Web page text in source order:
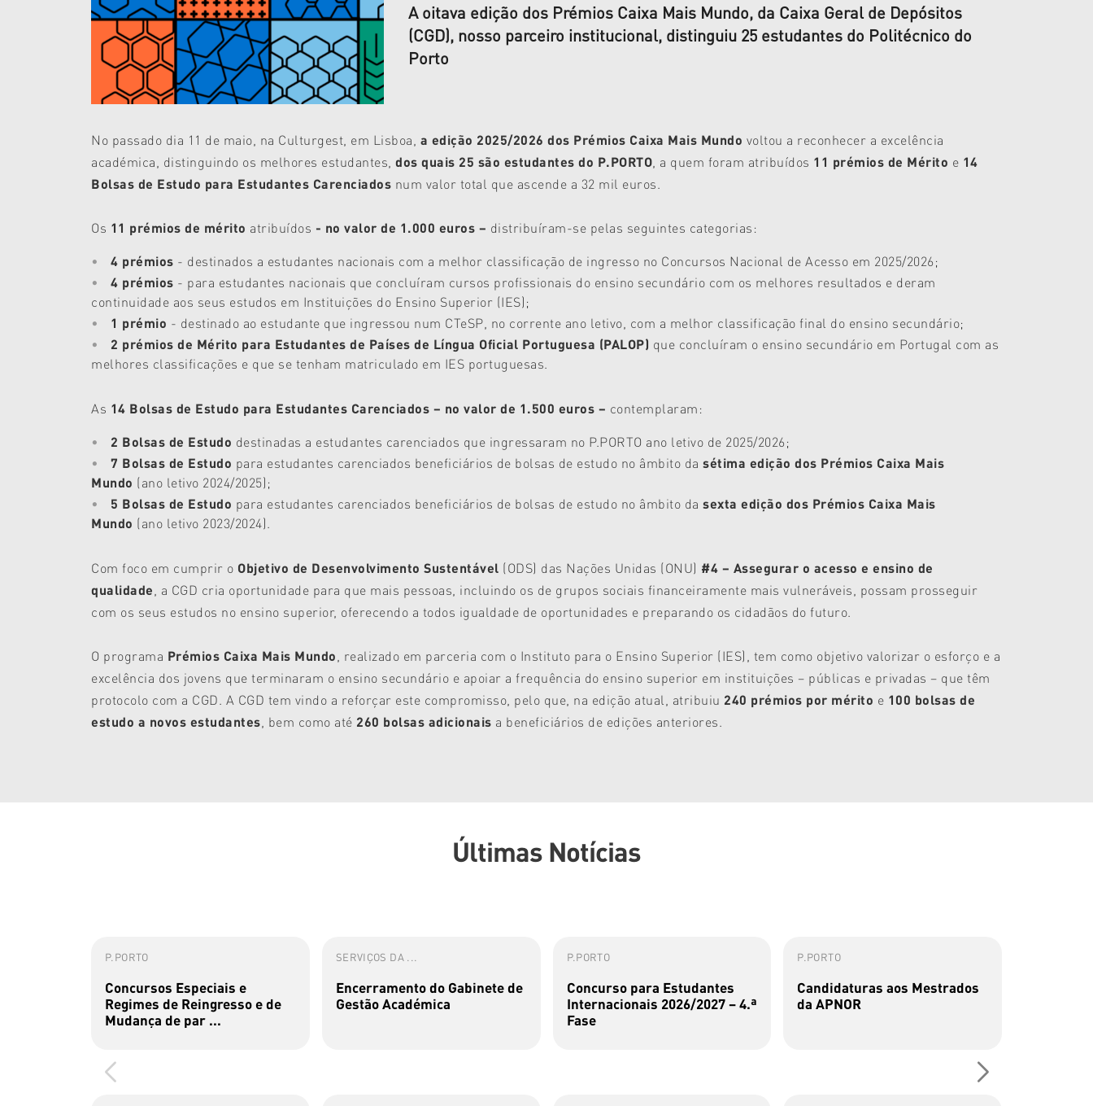
A oitava edição dos Prémios Caixa Mais Mundo, da Caixa Geral de Depósitos
(CGD), nosso parceiro institucional, distinguiu 25 estudantes do Politécnico do
Porto
No passado dia 11 de maio, na Culturgest, em Lisboa, a edição 2025/2026 dos Prémios Caixa Mais Mundo voltou a reconhecer a excelência
académica, distinguindo os melhores estudantes, dos quais 25 são estudantes do P.PORTO , a quem foram atribuídos 11 prémios de Mérito e 14
Bolsas de Estudo para Estudantes Carenciados num valor total que ascende a 32 mil euros.
Os 11 prémios de mérito atribuídos - no valor de 1.000 euros – distribuíram-se pelas seguintes categorias:
4 prémios - destinados a estudantes nacionais com a melhor classificação de ingresso no Concursos Nacional de Acesso em 2025/2026;
4 prémios - para estudantes nacionais que concluíram cursos profissionais do ensino secundário com os melhores resultados e deram
continuidade aos seus estudos em Instituições do Ensino Superior (IES);
1 prémio - destinado ao estudante que ingressou num CTeSP, no corrente ano letivo, com a melhor classificação final do ensino secundário;
2 prémios de Mérito para Estudantes de Países de Língua Oficial Portuguesa (PALOP) que concluíram o ensino secundário em Portugal com as
melhores classificações e que se tenham matriculado em IES portuguesas.
As 14 Bolsas de Estudo para Estudantes Carenciados – no valor de 1.500 euros – contemplaram:
2 Bolsas de Estudo destinadas a estudantes carenciados que ingressaram no P.PORTO ano letivo de 2025/2026;
7 Bolsas de Estudo para estudantes carenciados beneficiários de bolsas de estudo no âmbito da sétima edição dos Prémios Caixa Mais
Mundo (ano letivo 2024/2025);
5 Bolsas de Estudo para estudantes carenciados beneficiários de bolsas de estudo no âmbito da sexta edição dos Prémios Caixa Mais
Mundo (ano letivo 2023/2024).
Com foco em cumprir o Objetivo de Desenvolvimento Sustentável (ODS) das Nações Unidas (ONU) #4 – Assegurar o acesso e ensino de
qualidade , a CGD cria oportunidade para que mais pessoas, incluindo os de grupos sociais financeiramente mais vulneráveis, possam prosseguir
com os seus estudos no ensino superior, oferecendo a todos igualdade de oportunidades e preparando os cidadãos do futuro.
O programa Prémios Caixa Mais Mundo , realizado em parceria com o Instituto para o Ensino Superior (IES), tem como objetivo valorizar o esforço e a
excelência dos jovens que terminaram o ensino secundário e apoiar a frequência do ensino superior em instituições – públicas e privadas – que têm
protocolo com a CGD. A CGD tem vindo a reforçar este compromisso, pelo que, na edição atual, atribuiu 240 prémios por mérito e 100 bolsas de
estudo a novos estudantes , bem como até 260 bolsas adicionais a beneficiários de edições anteriores.
Últimas Notícias
P.PORTO
Concursos Especiais e
Regimes de Reingresso e de
Mudança de par ...
SERVIÇOS DA ...
Encerramento do Gabinete de
Gestão Académica
P.PORTO
Concurso para Estudantes
Internacionais 2026/2027 – 4.ª
Fase
P.PORTO
Candidaturas aos Mestrados
da APNOR